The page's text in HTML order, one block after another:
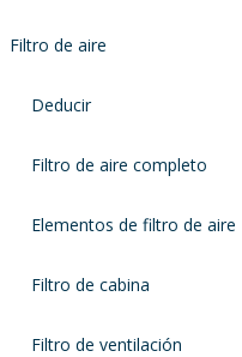
Filtro de aire
Deducir
Filtro de aire completo
Elementos de filtro de aire
Filtro de cabina
Filtro de ventilación